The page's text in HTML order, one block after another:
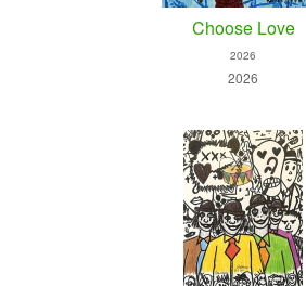
Choose Love
2026
2026